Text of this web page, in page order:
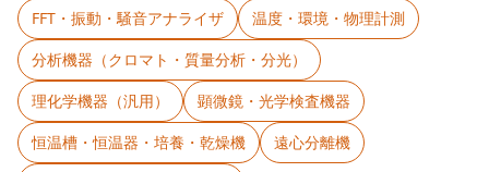
FFT・振動・騒音アナライザ
温度・環境・物理計測
分析機器（クロマト・質量分析・分光）
理化学機器（汎用）
顕微鏡・光学検査機器
恒温槽・恒温器・培養・乾燥機
遠心分離機